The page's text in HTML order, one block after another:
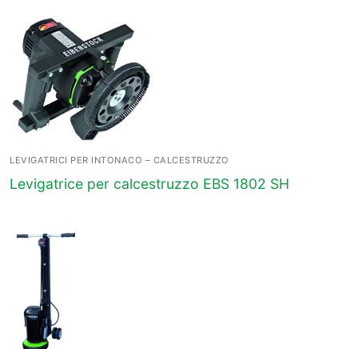
LEVIGATRICI PER INTONACO – CALCESTRUZZO
Levigatrice per calcestruzzo EBS 1802 SH